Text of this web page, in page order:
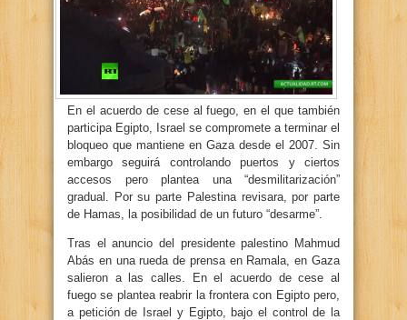
En el acuerdo de cese al fuego, en el que también
participa Egipto, Israel se compromete a terminar el
bloqueo que mantiene en Gaza desde el 2007. Sin
embargo seguirá controlando puertos y ciertos
accesos pero plantea una “desmilitarización”
gradual. Por su parte Palestina revisara, por parte
de Hamas, la posibilidad de un futuro “desarme”.
Tras el anuncio del presidente palestino Mahmud
Abás en una rueda de prensa en Ramala, en Gaza
salieron a las calles. En el acuerdo de cese al
fuego se plantea reabrir la frontera con Egipto pero,
a petición de Israel y Egipto, bajo el control de la